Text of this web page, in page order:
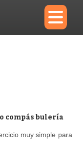
×
compás bulería
muy simple para